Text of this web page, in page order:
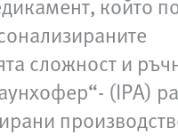
сложност и
(IPA)